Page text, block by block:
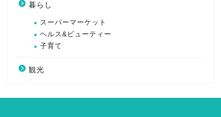
暮らし
スーパーマーケット
ヘルス&ビューティー
子育て
観光